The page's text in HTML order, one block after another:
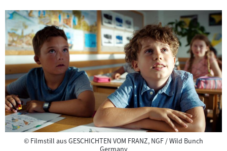
©Copyright
Filmstill aus GESCHICHTEN VOM FRANZ, NGF / Wild Bunch